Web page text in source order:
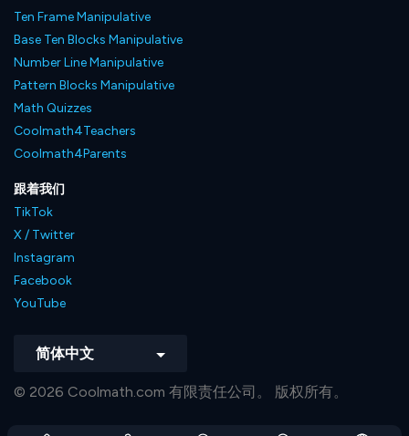
Ten Frame Manipulative
Base Ten Blocks Manipulative
Number Line Manipulative
Pattern Blocks Manipulative
Math Quizzes
Coolmath4Teachers
Coolmath4Parents
跟着我们
TikTok
X / Twitter
Instagram
Facebook
YouTube
简体中文
© 2026 Coolmath.com 有限责任公司。 版权所有。